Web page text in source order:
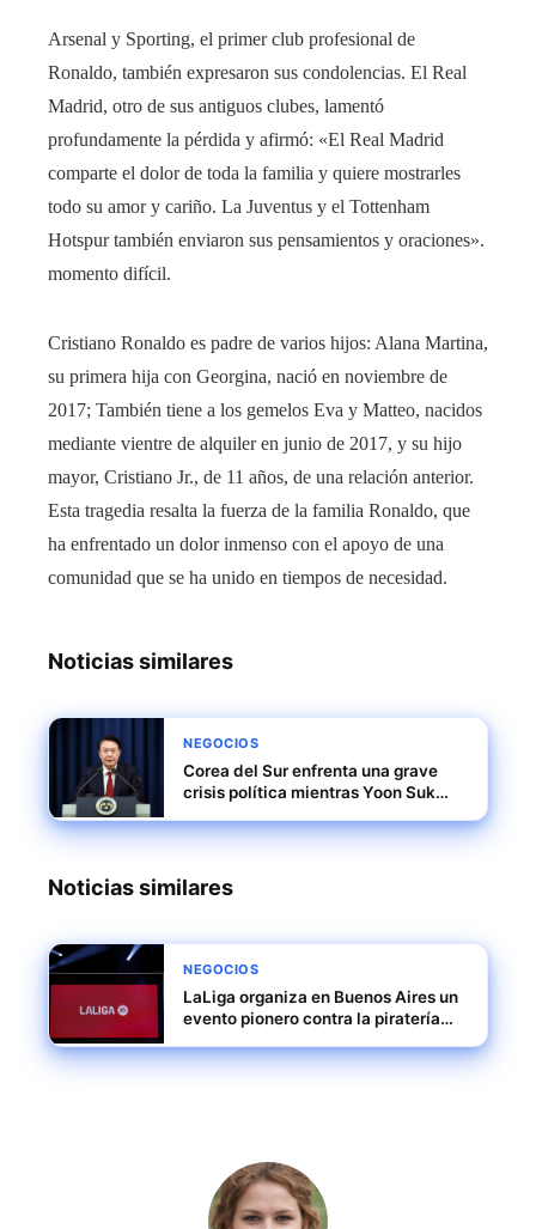
Arsenal y Sporting, el primer club profesional de
Ronaldo, también expresaron sus condolencias. El Real
Madrid, otro de sus antiguos clubes, lamentó
profundamente la pérdida y afirmó: «El Real Madrid
comparte el dolor de toda la familia y quiere mostrarles
todo su amor y cariño. La Juventus y el Tottenham
Hotspur también enviaron sus pensamientos y oraciones».
momento difícil.
Cristiano Ronaldo es padre de varios hijos: Alana Martina,
su primera hija con Georgina, nació en noviembre de
2017; También tiene a los gemelos Eva y Matteo, nacidos
mediante vientre de alquiler en junio de 2017, y su hijo
mayor, Cristiano Jr., de 11 años, de una relación anterior.
Esta tragedia resalta la fuerza de la familia Ronaldo, que
ha enfrentado un dolor inmenso con el apoyo de una
comunidad que se ha unido en tiempos de necesidad.
Noticias similares
NEGOCIOS
Corea del Sur enfrenta una grave
crisis política mientras Yoon Suk
arresto
Noticias similares
NEGOCIOS
LaLiga organiza en Buenos Aires un
evento pionero contra la piratería